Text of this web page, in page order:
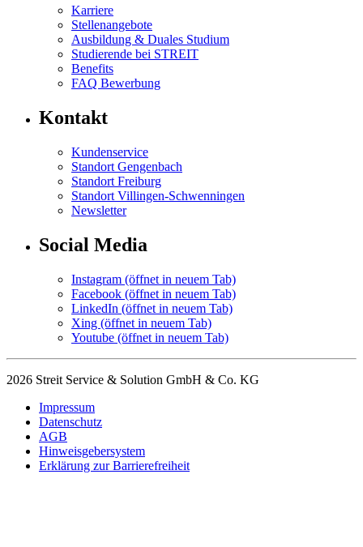
Karriere
Stellenangebote
Ausbildung & Duales Studium
Studierende bei STREIT
Benefits
FAQ Bewerbung
Kontakt
Kundenservice
Standort Gengenbach
Standort Freiburg
Standort Villingen-Schwenningen
Newsletter
Social Media
Instagram (öffnet in neuem Tab)
Facebook (öffnet in neuem Tab)
LinkedIn (öffnet in neuem Tab)
Xing (öffnet in neuem Tab)
Youtube (öffnet in neuem Tab)
2026 Streit Service & Solution GmbH & Co. KG
Impressum
Datenschutz
AGB
Hinweisgebersystem
Erklärung zur Barrierefreiheit